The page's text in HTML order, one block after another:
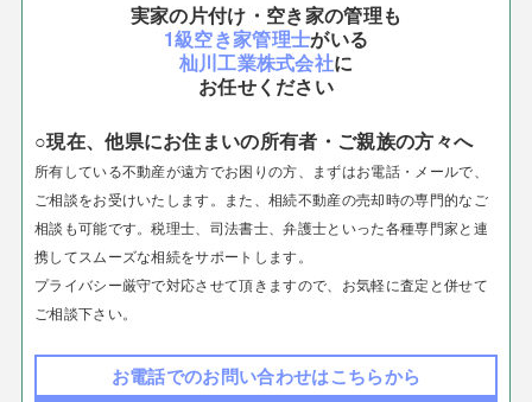
実家の片付け・空き家の管理も
1級空き家管理士がいる
杣川工業株式会社に
お任せください
○現在、他県にお住まいの所有者・ご親族の方々へ
所有している不動産が遠方でお困りの方、まずはお電話・メールで、
ご相談をお受けいたします。
また、相続不動産の売却時の専門的なご
相談も可能です。税理士、司法書士、弁護士といった各種専門家と連
携してスムーズな相続をサポートします。
プライバシー厳守で対応させて頂きますので、お気軽に査定と併せて
ご相談下さい。
お電話でのお問い合わせはこちらから